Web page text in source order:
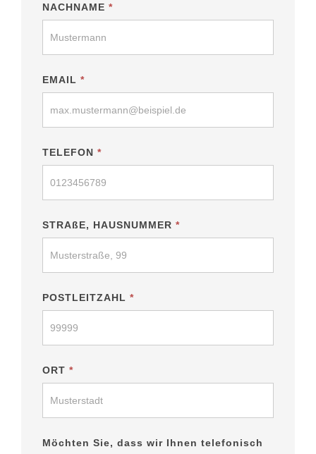
NACHNAME *
EMAIL *
TELEFON *
STRAßE, HAUSNUMMER *
POSTLEITZAHL *
ORT *
Möchten Sie, dass wir Ihnen telefonisch